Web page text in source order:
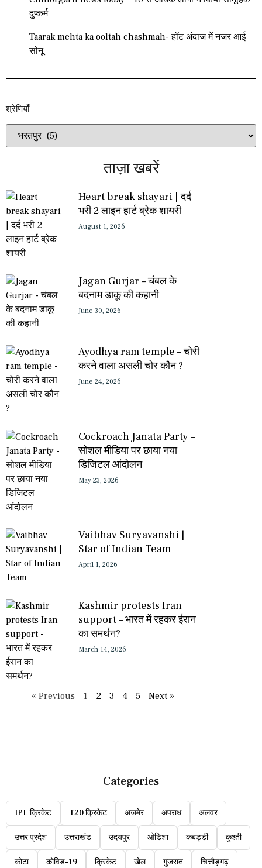
दुष्कर्म
Taarak mehta ka ooltah chashmah- हॉट अंदाज में नजर आई
सोनू
श्रेणियाँ​​
ताज़ा खबरें
Heart break shayari | दर्द
भरी 2 लाइन हार्ट ब्रेक शायरी
August 1, 2026
Jagan Gurjar – चंबल के
बदनाम डाकू की कहानी
June 30, 2026
Ayodhya ram temple – चोरी
करने वाला असली चोर कौन ?
June 24, 2026
Cockroach Janata Party –
सोशल मीडिया पर छाया नया
डिजिटल आंदोलन
May 23, 2026
Vaibhav Suryavanshi |
Star of Indian Team
April 1, 2026
Kashmir protests Iran
support – भारत में रहकर ईरान
का समर्थन?
March 14, 2026
« Previous 1 2 3 4 5 Next »
Categories
IPL क्रिकेट T20 क्रिकेट अजमेर अपराध अलवर
उत्तर प्रदेश उत्तराखंड उदयपुर ओडिशा कबड्डी कुश्ती
कोटा कोविड-19 क्रिकेट खेल गुजरात चित्तौड़गढ़